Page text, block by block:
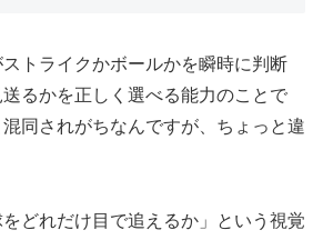
トライクかボールかを瞬時に判断
るかを正しく選べる能力のことで
同されがちなんですが、ちょっと違
どれだけ目で追えるか」という視覚